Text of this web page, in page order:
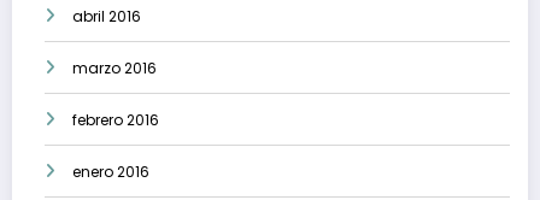
abril 2016
marzo 2016
febrero 2016
enero 2016